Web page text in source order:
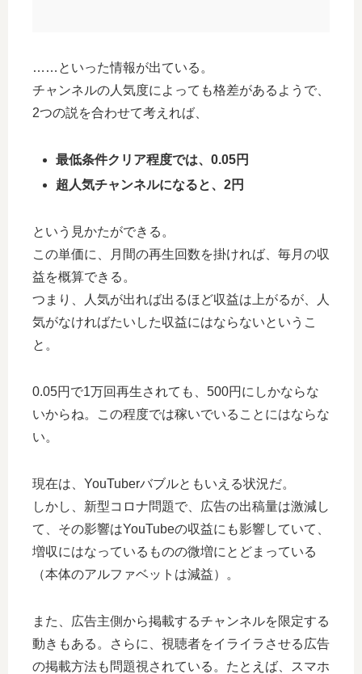
……といった情報が出ている。
チャンネルの人気度によっても格差があるようで、
2つの説を合わせて考えれば、
最低条件クリア程度では、0.05円
超人気チャンネルになると、2円
という見かたができる。
この単価に、月間の再生回数を掛ければ、毎月の収
益を概算できる。
つまり、人気が出れば出るほど収益は上がるが、人
気がなければたいした収益にはならないというこ
と。
0.05円で1万回再生されても、500円にしかならな
いからね。この程度では稼いでいることにはならな
い。
現在は、YouTuberバブルともいえる状況だ。
しかし、新型コロナ問題で、広告の出稿量は激減し
て、その影響はYouTubeの収益にも影響していて、
増収にはなっているものの微増にとどまっている
（本体のアルファベットは減益）。
また、広告主側から掲載するチャンネルを限定する
動きもある。さらに、視聴者をイライラさせる広告
の掲載方法も問題視されている。たとえば、スマホ